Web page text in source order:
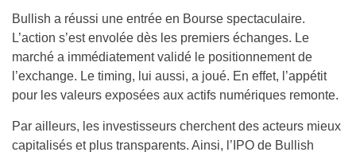
Bullish a réussi une entrée en Bourse spectaculaire.
L’action s’est envolée dès les premiers échanges. Le
marché a immédiatement validé le positionnement de
l’exchange. Le timing, lui aussi, a joué. En effet, l’appétit
pour les valeurs exposées aux actifs numériques remonte.
Par ailleurs, les investisseurs cherchent des acteurs mieux
capitalisés et plus transparents. Ainsi, l’IPO de Bullish